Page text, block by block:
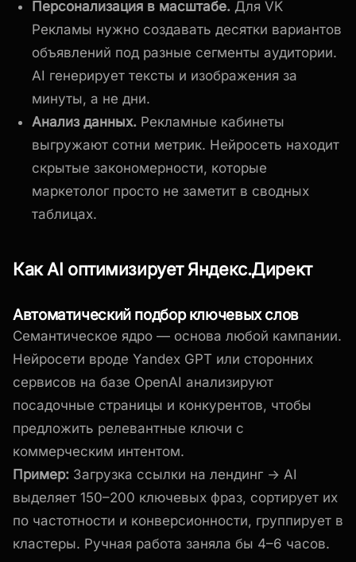
Персонализация в масштабе. Для VK
Рекламы нужно создавать десятки вариантов
объявлений под разные сегменты аудитории.
AI генерирует тексты и изображения за
минуты, а не дни.
Анализ данных. Рекламные кабинеты
выгружают сотни метрик. Нейросеть находит
скрытые закономерности, которые
маркетолог просто не заметит в сводных
таблицах.
Как AI оптимизирует Яндекс.Директ
Автоматический подбор ключевых слов
Семантическое ядро — основа любой кампании.
Нейросети вроде Yandex GPT или сторонних
сервисов на базе OpenAI анализируют
посадочные страницы и конкурентов, чтобы
предложить релевантные ключи с
коммерческим интентом.
Пример: Загрузка ссылки на лендинг → AI
выделяет 150–200 ключевых фраз, сортирует их
по частотности и конверсионности, группирует в
кластеры. Ручная работа заняла бы 4–6 часов.